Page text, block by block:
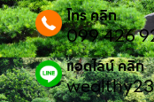
โทร คลิก
099 426
แอดไลน์ คลิก